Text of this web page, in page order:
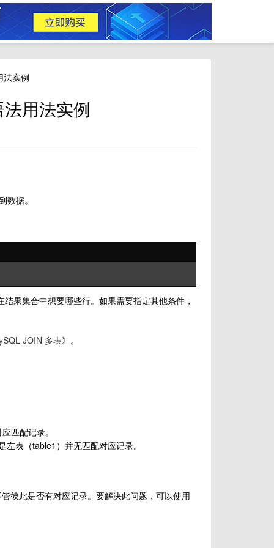
法实例
用法实例
据。
果集合中想要哪些行。如果需要指定其他条件，
JOIN 多表》。
匹配记录。
表（table1）并无匹配对应记录。
彼此是否有对应记录。要解决此问题，可以使用